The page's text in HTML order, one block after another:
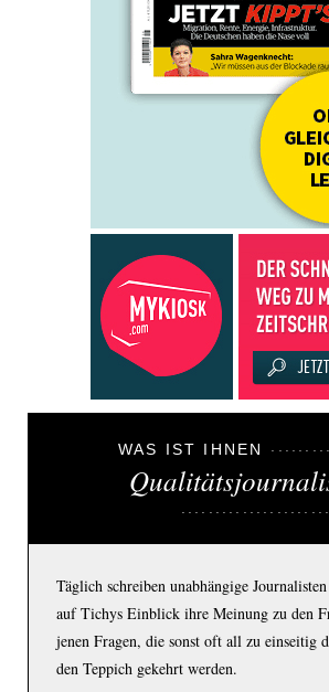
WAS IST IHNEN
Täglich schreiben unabhängige
auf Tichys Einblick ihre Meinung zu den
jenen Fragen, die sonst oft all zu einseitig
den Teppich gekehrt werden.